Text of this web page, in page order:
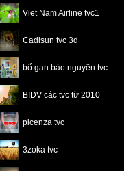
Viet Nam Airline tvc1
Cadisun tvc 3d
bổ gan bảo nguyên tvc
BIDV các tvc từ 2010
picenza tvc
3zoka tvc